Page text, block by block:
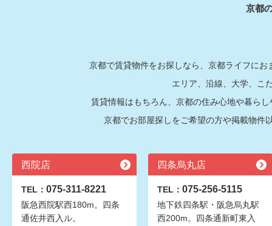
京都
京都で賃貸物件をお探しなら、京都ライフに
エリア、沿線、大学、こ
賃貸情報はもちろん、京都の住み心地や暮ら
京都でお部屋探しをご希望の方や掲載物件
西院店
TEL： 075-311-8221
阪急西院駅西180m。四条
通佐井西入ル。
四条烏丸店
TEL： 075-256-5115
地下鉄四条駅・阪急烏丸駅
西200m。四条通新町東入